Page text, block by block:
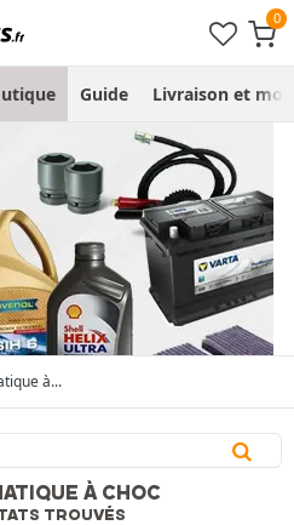
Guide Livraison et
à...
À CHOC
TROUVÉS